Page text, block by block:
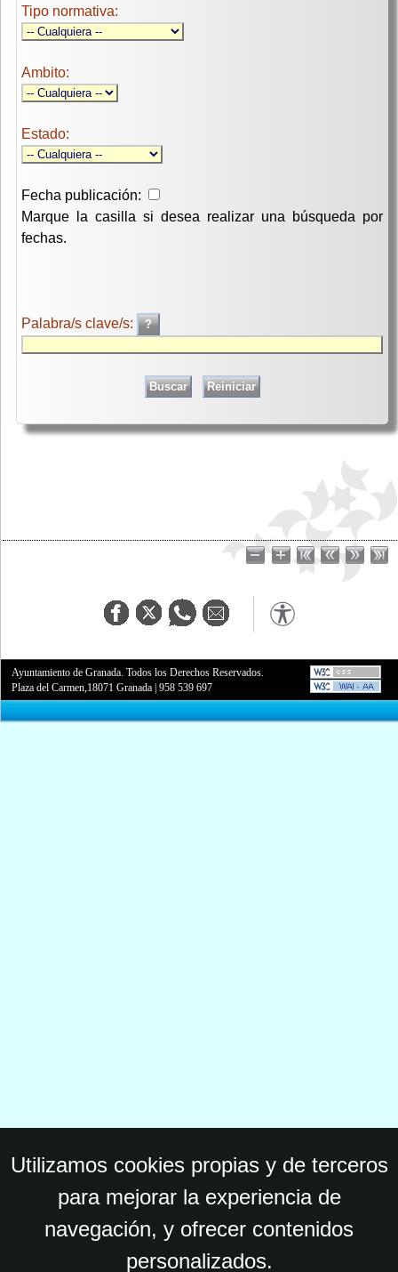
Tipo normativa:
Ambito:
Estado:
Fecha publicación:
Marque la casilla si desea realizar una búsqueda por
fechas.
Palabra/s clave/s:
Ayuntamiento de Granada. Todos los Derechos Reservados.
Plaza del Carmen,18071 Granada |958 539 697
Utilizamos cookies propias y de terceros
para mejorar la experiencia de
navegación, y ofrecer contenidos
personalizados.